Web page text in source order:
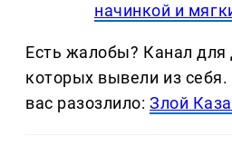
начинкой и
Есть жалобы? Канал для
которых вывели из
вас разозлило:Злой